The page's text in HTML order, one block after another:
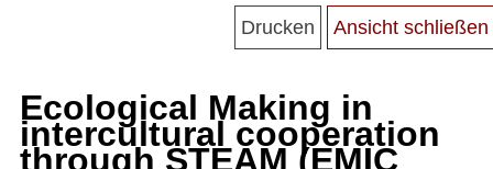
Ecological Making in
intercultural cooperation
through STEAM (EMIC